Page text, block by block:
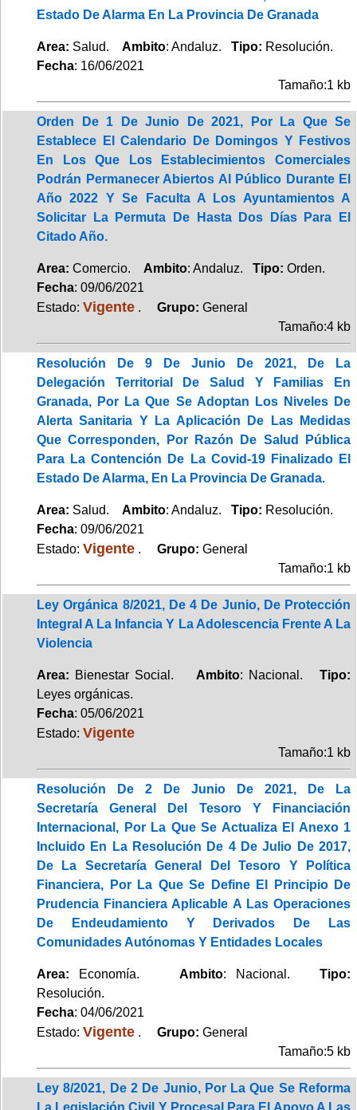
Estado De Alarma En La Provincia De Granada
Area: Salud. Ambito: Andaluz. Tipo: Resolución.
Fecha: 16/06/2021
Tamaño:1 kb
Orden De 1 De Junio De 2021, Por La Que Se
Establece El Calendario De Domingos Y Festivos
En Los Que Los Establecimientos Comerciales
Podrán Permanecer Abiertos Al Público Durante El
Año 2022 Y Se Faculta A Los Ayuntamientos A
Solicitar La Permuta De Hasta Dos Días Para El
Citado Año.
Area: Comercio. Ambito: Andaluz. Tipo: Orden.
Fecha: 09/06/2021
Estado: Vigente . Grupo: General
Tamaño:4 kb
Resolución De 9 De Junio De 2021, De La
Delegación Territorial De Salud Y Familias En
Granada, Por La Que Se Adoptan Los Niveles De
Alerta Sanitaria Y La Aplicación De Las Medidas
Que Corresponden, Por Razón De Salud Pública
Para La Contención De La Covid-19 Finalizado El
Estado De Alarma, En La Provincia De Granada.
Area: Salud. Ambito: Andaluz. Tipo: Resolución.
Fecha: 09/06/2021
Estado: Vigente . Grupo: General
Tamaño:1 kb
Ley Orgánica 8/2021, De 4 De Junio, De Protección
Integral A La Infancia Y La Adolescencia Frente A La
Violencia
Area: Bienestar Social. Ambito: Nacional. Tipo:
Leyes orgánicas.
Fecha: 05/06/2021
Estado: Vigente
Tamaño:1 kb
Resolución De 2 De Junio De 2021, De La
Secretaría General Del Tesoro Y Financiación
Internacional, Por La Que Se Actualiza El Anexo 1
Incluido En La Resolución De 4 De Julio De 2017,
De La Secretaría General Del Tesoro Y Política
Financiera, Por La Que Se Define El Principio De
Prudencia Financiera Aplicable A Las Operaciones
De Endeudamiento Y Derivados De Las
Comunidades Autónomas Y Entidades Locales
Area: Economía. Ambito: Nacional.Tipo:
Resolución.
Fecha: 04/06/2021
Estado: Vigente . Grupo: General
Tamaño:5 kb
Ley 8/2021, De 2 De Junio, Por La Que Se Reforma
La Legislación Civil Y Procesal Para El Apoyo A Las